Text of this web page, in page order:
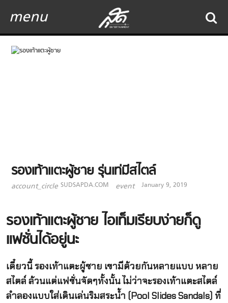
menu
รองเท้าแตะผู้ชาย รุ่นเท่มีสไตล์
account_circle SUDSAPDA.COM event January 9, 2019
รองเท้าแตะผู้ชาย ไอเท็มเรียบง่ายก็ดู
แฟชั่นได้อยู่นะ
เดี๋ยวนี้ รองเท้าแตะผู้ชาย เขามีด้วยกันหลายแบบ หลาย
สไตล์ ล้วนแต่แฟชั่นจัดๆทั้งนั้น ไม่ว่าจะรองเท้าแตะสไตล์
ลำลองแบบใส่เดินเล่นริมสระน้ำ (Pool Slides Sandals) ที่